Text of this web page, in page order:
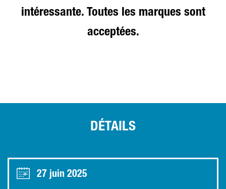
intéressante. Toutes les marques sont
acceptées.
DÉTAILS
27 juin 2025